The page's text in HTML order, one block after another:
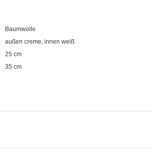
Baumwolle
außen creme, innen weiß
25 cm
35 cm